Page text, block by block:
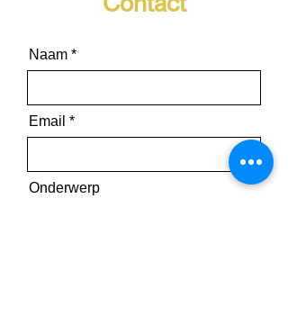
Naam
Email
Onderwerp